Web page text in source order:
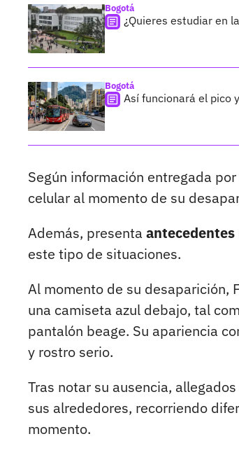
Bogotá
¿Quieres estudiar en
Bogotá
Así funcionará el pico
Según información entregada
celular al momento de su
Además, presenta antecedentes
este tipo de situaciones.
Al momento de su desaparición,
una camiseta azul debajo, tal
pantalón beage. Su apariencia
y rostro serio.
Tras notar su ausencia,
sus alrededores, recorriendo
momento.